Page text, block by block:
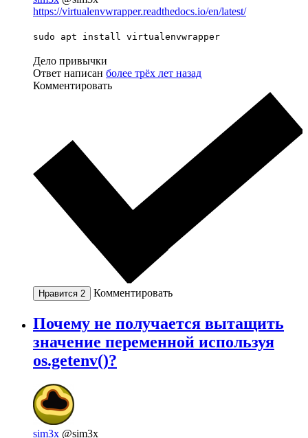
https://virtualenvwrapper.readthedocs.io/en/latest/
sudo apt install virtualenvwrapper
Дело привычки
Ответ написан более трёх лет назад
Комментировать
Нравится 2 Комментировать
Почему не получается вытащить
значение переменной используя
os.getenv()?
sim3x @sim3x